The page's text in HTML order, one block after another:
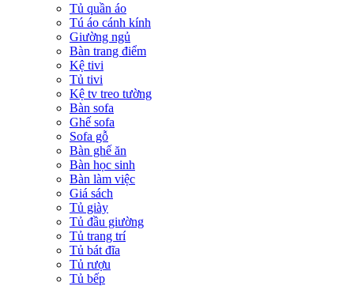
Tủ quần áo
Tú áo cánh kính
Giường ngủ
Bàn trang điểm
Kệ tivi
Tủ tivi
Kệ tv treo tường
Bàn sofa
Ghế sofa
Sofa gỗ
Bàn ghế ăn
Bàn học sinh
Bàn làm việc
Giá sách
Tủ giày
Tủ đầu giường
Tủ trang trí
Tủ bát đĩa
Tủ rượu
Tủ bếp